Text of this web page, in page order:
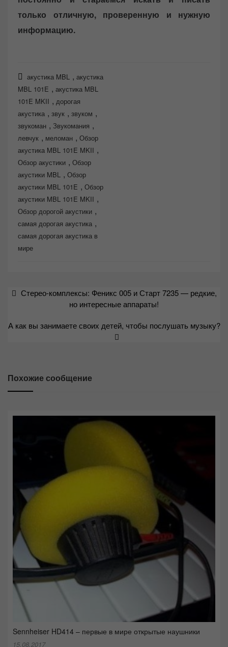
только отличную, проверенную и нужную
информацию.
акустика MBL , акустика
MBL 101E , акустика MBL
101E MKII , дорогая
акустика , звук , звуком ,
звукоман , Звукомания ,
левчук , меломан , Обзор
акустика MBL 101E MKII ,
Обзор акустики , Обзор
акустики MBL , Обзор
акустики MBL 101E , Обзор
акустики MBL 101E MKII ,
Обзор дорогой акустики ,
самая дорогая акустика ,
самая дорогая акустика в
мире
Навигация
записям
Стерео-комплексы: Феникс 005 и Старт 7235 — редкие,
но интересные аппараты!
А как вы занимаете своих детей, чтобы послушать музыку?
Похожие сообщение
Sennheiser HD414 – первые в мире открытые наушники
15.08.2017